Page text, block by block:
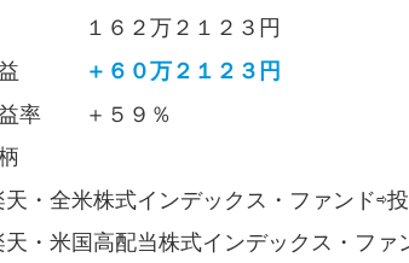
１６２万２１２３円
益
＋６０万２１２３円
益率 ＋５９％
天・全米株式インデックス・ファンド⇨
天・米国高配当株式インデックス・ファ